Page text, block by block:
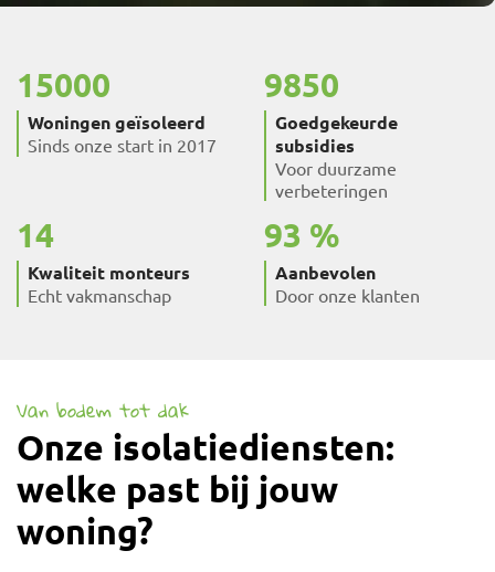
15000
Woningen geïsoleerd
Sinds onze start in 2017
9850
Goedgekeurde
subsidies
Voor duurzame
verbeteringen
14
Kwaliteit monteurs
Echt vakmanschap
93
Aanbevolen
Door onze klanten
Van bodem tot dak
Onze isolatiediensten:
welke past bij jouw
woning?